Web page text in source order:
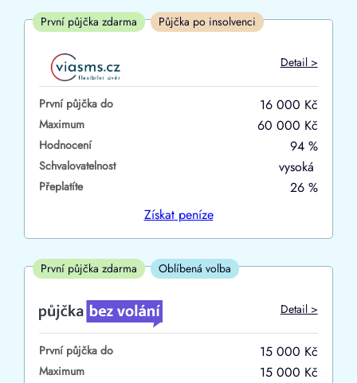
Od
První půjčka zdarma
–
ano
ne
ano
ne
V exekuci
ano
ne
První půjčka zdarma Půjčka po insolvenci
Detail >
První půjčka do 16 000 Kč
Maximum 60 000 Kč
Hodnocení 94 %
Schvalovatelnost vysoká
Přeplatíte
26 %
Získatpeníze
První půjčka zdarma Oblíbená volba
Detail >
První půjčka do 15 000 Kč
Maximum 15 000 Kč